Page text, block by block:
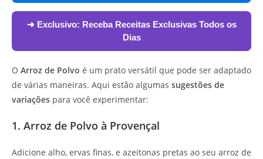
➜ Exclusivo: Receba Receitas Exclusivas Todos os
Dias
O Arroz de Polvo é um prato versátil que pode ser adaptado
de várias maneiras. Aqui estão algumas sugestões de
variações para você experimentar:
1. Arroz de Polvo à Provençal
Adicione alho, ervas finas, e azeitonas pretas ao seu arroz de